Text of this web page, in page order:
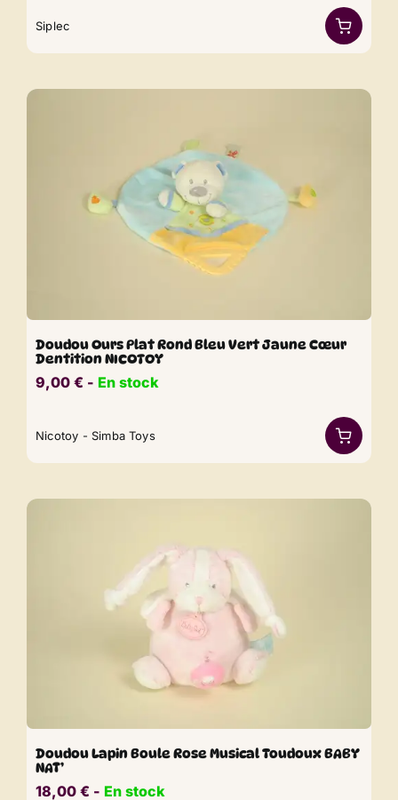
Siplec
Doudou Ours Plat Rond Bleu Vert Jaune Cœur
Dentition NICOTOY
9,00 € ​​ - En stock
Nicotoy - Simba Toys
Doudou Lapin Boule Rose Musical Toudoux BABY
NAT’
18,00 € ​​ - En stock